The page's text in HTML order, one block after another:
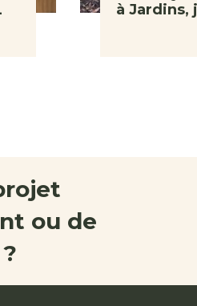
à Jardins,
ou de